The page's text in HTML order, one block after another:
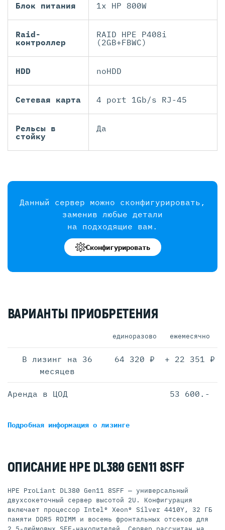
Блок питания 1x HP 800W
Raid-
контроллер
RAID HPE P408i
(2GB+FBWC)
HDD noHDD
Сетевая карта 4 port 1Gb/s RJ-45
Рельсы в
стойку
Да
Данный сервер можно сконфигурировать,
заменив любые детали
на подходящие вам.
Сконфигурировать
ВАРИАНТЫ ПРИОБРЕТЕНИЯ
единоразово ежемесячно
В лизинг на 36
месяцев
64 320 ₽ + 22 351 ₽
Аренда в ЦОД 53 600.-
Подробная информацияо лизинге
ОПИСАНИЕ HPE DL380 GEN11 8SFF
HPE ProLiant DL380 Gen11 8SFF — универсальный
двухсокеточный сервер высотой 2U. Конфигурация
включает процессор Intel® Xeon® Silver 4410Y, 32 ГБ
памяти DDR5 RDIMM и восемь фронтальных отсеков для